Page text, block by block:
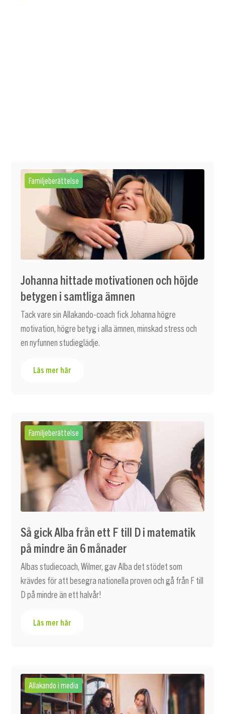
Familjeberättelse
Johanna hittade motivationen och höjde
betygen i samtliga ämnen
Tack vare sin Allakando-coach fick Johanna högre
motivation, högre betyg i alla ämnen, minskad stress och
en nyfunnen studieglädje.
Läs mer här
Familjeberättelse
Så gick Alba från ett F till D i matematik
på mindre än 6 månader
Albas studiecoach, Wilmer, gav Alba det stödet som
krävdes för att besegra nationella proven och gå från F till
D på mindre än ett halvår!
Läs mer här
Allakando i media